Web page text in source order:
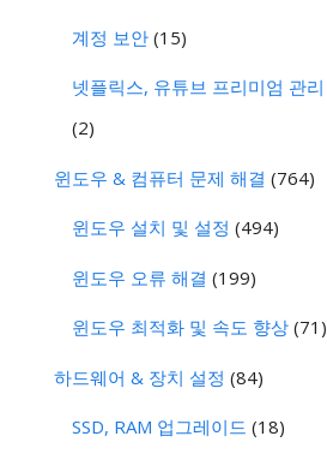
계정 보안 (15)
넷플릭스, 유튜브 프리미엄 관리
(2)
윈도우 & 컴퓨터 문제 해결 (764)
윈도우 설치 및 설정 (494)
윈도우 오류 해결 (199)
윈도우 최적화 및 속도 향상 (71)
하드웨어 & 장치 설정 (84)
SSD, RAM 업그레이드 (18)